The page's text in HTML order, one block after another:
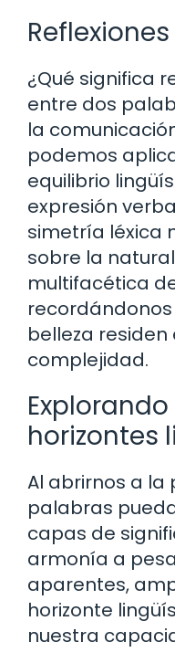
¿Qué significa
entre dos
la
podemos
equilibrio
expresión
simetría léxica
sobre la
multifacética
belleza residen
complejidad.
horizontes
Al abrirnos a la
palabras
capas de
armonía a
aparentes,
horizonte
nuestra